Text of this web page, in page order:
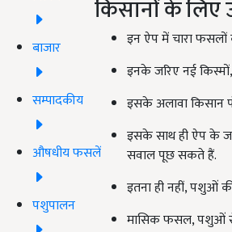
बाजार
सम्पादकीय
औषधीय फसलें
पशुपालन
किसानों के लिए
इन ऐप में चारा फसलों
इनके जरिए नई
इसके अलावा किसान
इसके साथ ही ऐप के
सवाल पूछ सकते हैं.
इतना ही नहीं, पशुओं
मासिक फसल, पशुओं से